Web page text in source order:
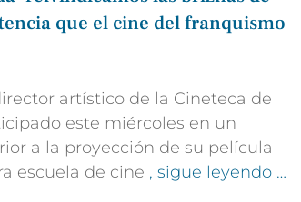
que el cine del franquismo
artístico de la Cineteca de
este miércoles en un
a la proyección de su película
escuela de cine , sigue leyendo …